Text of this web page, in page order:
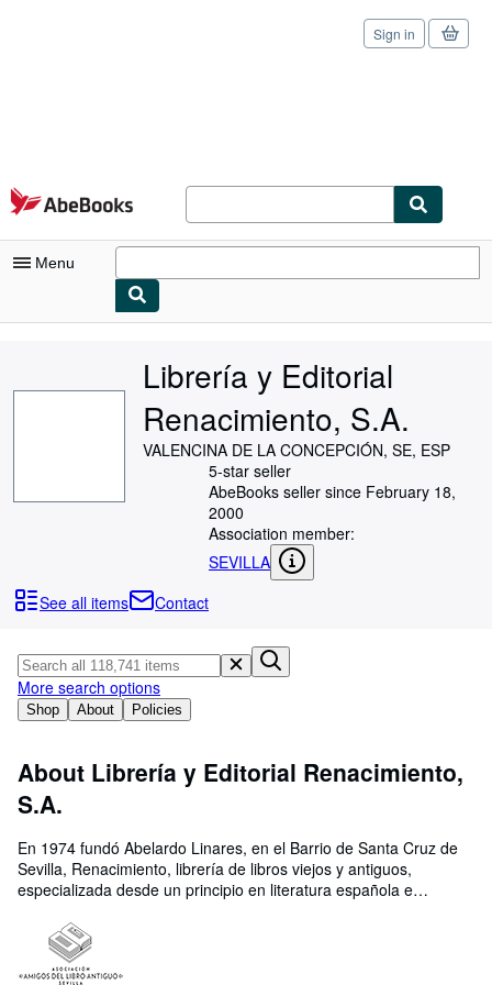
Skip to main content
AbeBooks.com
Sign in
Menu
Textbooks
Sellers
Start Selling
Help
CLOSE
Librería y Editorial
Renacimiento, S.A.
VALENCINA DE LA CONCEPCIÓN, SE, ESP
5-star seller
AbeBooks seller since February 18,
2000
Association member:
SEVILLA
See all items
Contact
Shop About Policies
More search options
About Librería y Editorial Renacimiento,
S.A.
En 1974 fundó Abelardo Linares, en el Barrio de Santa Cruz de
Sevilla, Renacimiento, librería de libros viejos y antiguos,
especializada desde un principio en literatura española e
del 98 y del 27. El fondo se incrementó notablemente con la
compra, en 1995, de la librería neoyorquina de Eliseo Torres, de
más de un millón de volúmenes (literatura española e